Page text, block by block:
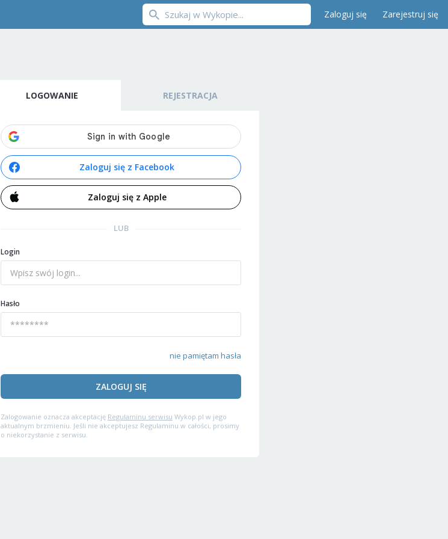
Zaloguj się Zarejestruj się
LOGOWANIE REJESTRACJA
Zaloguj się z Facebook
Zaloguj się z Apple
LUB
Login
Hasło
nie pamiętam hasła
ZALOGUJ SIĘ
Zalogowanie oznacza akceptację Regulaminu serwisu Wykop.pl w jego
aktualnym brzmieniu. Jeśli nie akceptujesz Regulaminu w całości, prosimy
o niekorzystanie z serwisu.